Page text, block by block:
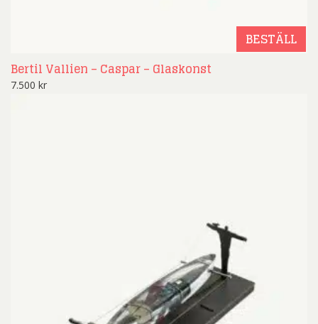
BESTÄLL
Bertil Vallien – Caspar – Glaskonst
7.500 kr